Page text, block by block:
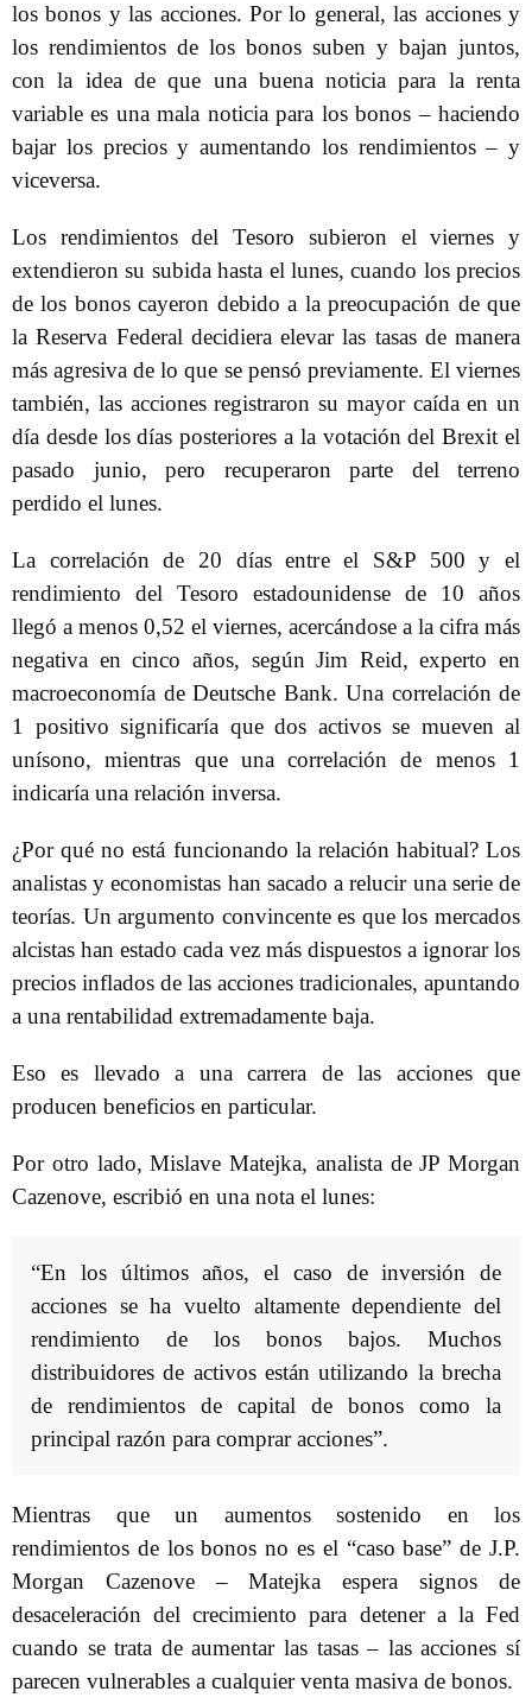
los bonos y las acciones. Por lo general, las acciones y
los rendimientos de los bonos suben y bajan juntos,
con la idea de que una buena noticia para la renta
variable es una mala noticia para los bonos – haciendo
bajar los precios y aumentando los rendimientos – y
viceversa.
Los rendimientos del Tesoro subieron el viernes y
extendieron su subida hasta el lunes, cuando los precios
de los bonos cayeron debido a la preocupación de que
la Reserva Federal decidiera elevar las tasas de manera
más agresiva de lo que se pensó previamente. El viernes
también, las acciones registraron su mayor caída en un
día desde los días posteriores a la votación del Brexit el
pasado junio, pero recuperaron parte del terreno
perdido el lunes.
La correlación de 20 días entre el S&P 500 y el
rendimiento del Tesoro estadounidense de 10 años
llegó a menos 0,52 el viernes, acercándose a la cifra más
negativa en cinco años, según Jim Reid, experto en
macroeconomía de Deutsche Bank. Una correlación de
1 positivo significaría que dos activos se mueven al
unísono, mientras que una correlación de menos 1
indicaría una relación inversa.
¿Por qué no está funcionando la relación habitual? Los
analistas y economistas han sacado a relucir una serie de
teorías. Un argumento convincente es que los mercados
alcistas han estado cada vez más dispuestos a ignorar los
precios inflados de las acciones tradicionales, apuntando
a una rentabilidad extremadamente baja.
Eso es llevado a una carrera de las acciones que
producen beneficios en particular.
Por otro lado, Mislave Matejka, analista de JP Morgan
Cazenove, escribió en una nota el lunes:
“En los últimos años, el caso de inversión de
acciones se ha vuelto altamente dependiente del
rendimiento de los bonos bajos. Muchos
distribuidores de activos están utilizando la brecha
de rendimientos de capital de bonos como la
principal razón para comprar acciones”.
Mientras que un aumentos sostenido en los
rendimientos de los bonos no es el “caso base” de J.P.
Morgan Cazenove – Matejka espera signos de
desaceleración del crecimiento para detener a la Fed
cuando se trata de aumentar las tasas – las acciones sí
parecen vulnerables a cualquier venta masiva de bonos.